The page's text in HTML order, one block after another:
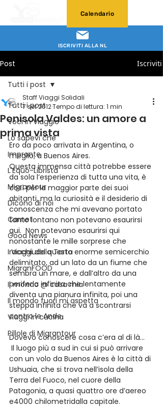
ISCRIVITI ALLA NL
Calendario
Post Iscriviti
Tutti i post
Voci in Viaggio
Lo sapevi che
Impronte
L'Equo-Librista
Migrantour
Dicono di noi
Carnet
Good News
I Viaggi della Tarta
MigranFOOD
Il mondo @ casa mia
Il mondo fuori mi aspetta
Viaggi in cucina
Pillole di Migrantour
Tutti i post
Penisola Valdes: un amore a
prima vista
Staff Viaggi Solidali
7 set 2012Tempo di lettura: 1 min
Ero da poco arrivata in Argentina, o
meglio, a Buenos Aires.
Questa immensa città potrebbe essere
da sola l’esperienza di tutta una vita, è
così per la maggior parte dei suoi
abitanti, ma la curiosità e il desiderio di
conoscenza che mi avevano portato
tanto lontano non potevano esaurirsi
qui.  Non potevano esaurirsi qui
nonostante le mille sorprese che
racchiude questo enorme semicerchio
delimitato, ad un lato da un fiume che
sembra un mare, e dall’altro da una
periferia infinita che lentamente
diventa una pianura infinita, poi una
steppa infinita che va a scontrarsi
contro le Ande.
Dovevo conoscere cosa c’era al di là…
Il luogo più a sud in cui si può arrivare
con un volo da Buenos Aires è la città di
Ushuaia, che si trova nell’isola della
Terra del Fuoco, nel cuore della
Patagonia, a quasi quattro ore d’aereo
e4000 chilometridalla capitale.